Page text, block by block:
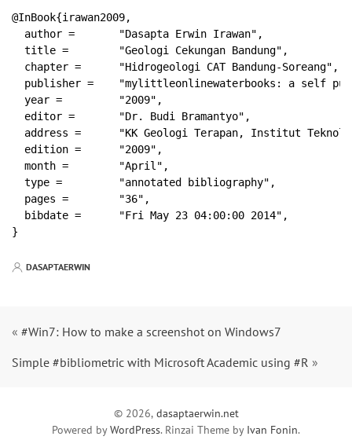
@InBook{irawan2009,
  author =       "Dasapta Erwin Irawan",
  title =        "Geologi Cekungan Bandung",
  chapter =      "Hidrogeologi CAT Bandung-Soreang",
publisher =    "mylittleonlinewaterbooks: a self
  year =         "2009",
  editor =       "Dr. Budi Bramantyo",
address =      "KK Geologi Terapan, Institut
  edition =      "2009",
  month =        "April",
  type =         "annotated bibliography",
  pages =        "36",
  bibdate =      "Fri May 23 04:00:00 2014",
DASAPTAERWIN
« #Win7: How to make a screenshot on Windows7
Simple #bibliometric with Microsoft Academic using #R »
© 2026, dasaptaerwin.net
Powered byWordPress. Rinzai Theme by Ivan Fonin.